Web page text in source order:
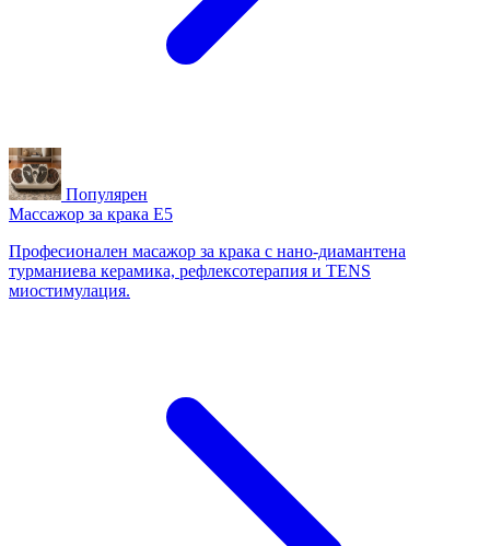
Популярен
Массажор за крака E5
Професионален масажор за крака с нано-диамантена
турманиева керамика, рефлексотерапия и TENS
миостимулация.